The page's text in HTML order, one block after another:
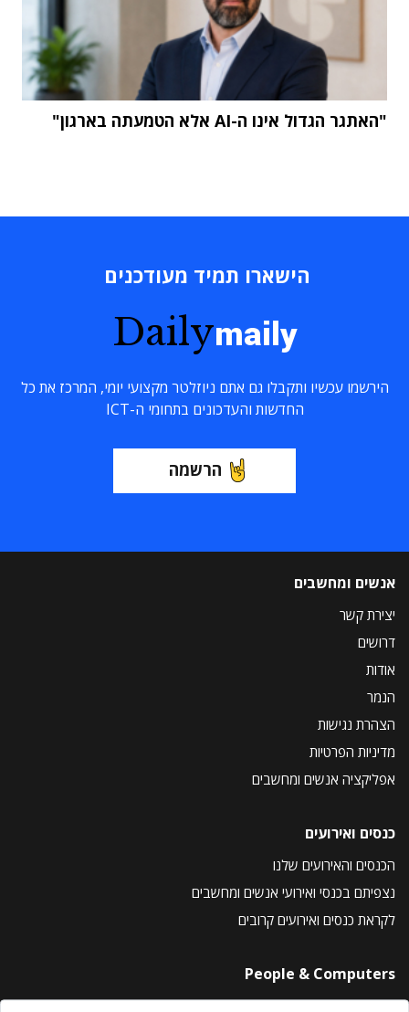
"האתגר הגדול אינו ה-AI אלא הטמעתה בארגון"
הישארו תמיד מעודכנים
Dailymaily
הירשמו עכשיו ותקבלו גם אתם ניוזלטר מקצועי יומי, המרכז את כל
החדשות והעדכונים בתחומי ה-ICT
הרשמה
אנשים ומחשבים
יצירת קשר
דרושים
אודות
הנמר
הצהרת נגישות
מדיניות הפרטיות
אפליקציה אנשים ומחשבים
כנסים ואירועים
הכנסים והאירועים שלנו
נצפיתם בכנסי ואירועי אנשים ומחשבים
לקראת כנסים ואירועים קרובים
People & Computers
About Us